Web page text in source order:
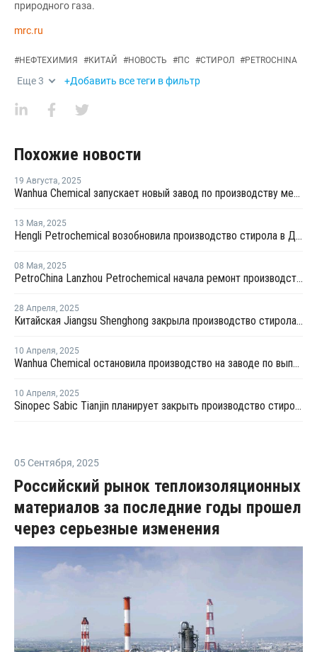
природного газа.
mrc.ru
#НЕФТЕХИМИЯ #КИТАЙ #НОВОСТЬ #ПС #СТИРОЛ #PETROCHINA
Еще3 +Добавить все теги в фильтр
Похожие новости
19 Августа, 2025
Wanhua Chemical запускает новый завод по производству метилметакрилата стирола оптического класса в Китае
13 Мая, 2025
Hengli Petrochemical возобновила производство стирола в Даляне после ремонта
08 Мая, 2025
PetroChina Lanzhou Petrochemical начала ремонт производства стирола в Китае
28 Апреля, 2025
Китайская Jiangsu Shenghong закрыла производство стирола и окиси пропилена на неопределенный срок
10 Апреля, 2025
Wanhua Chemical остановила производство на заводе по выпуску стирола в Китае
10 Апреля, 2025
Sinopec Sabic Tianjin планирует закрыть производство стирола в провинции Тяньцзинь на ремонт
05 Сентября, 2025
Российский рынок теплоизоляционных
материалов за последние годы прошел
через серьезные изменения